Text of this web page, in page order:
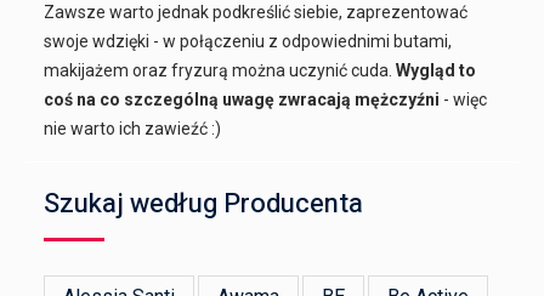
Zawsze warto jednak podkreślić siebie, zaprezentować
swoje wdzięki - w połączeniu z odpowiednimi butami,
makijażem oraz fryzurą można uczynić cuda.Wygląd to
coś na co szczególną uwagę zwracają mężczyźni - więc
nie warto ich zawieźć :)
Szukaj według Producenta